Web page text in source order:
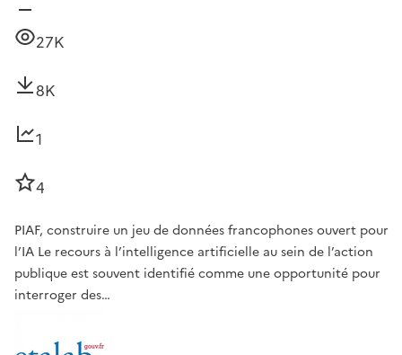
27K
8K
1
4
PIAF, construire un jeu de données francophones ouvert pour
l’IA Le recours à l’intelligence artificielle au sein de l’action
publique est souvent identifié comme une opportunité pour
interroger des…